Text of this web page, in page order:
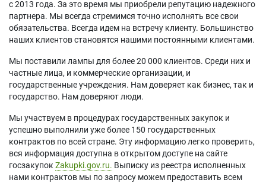
с 2013 года. За это время мы приобрели репутацию надежного
партнера. Мы всегда стремимся точно исполнять все свои
обязательства. Всегда идем на встречу клиенту. Большинство
наших клиентов становятся нашими постоянными клиентами.
Мы поставили лампы для более 20 000 клиентов. Среди них и
частные лица, и коммерческие организации, и
государственные учреждения. Нам доверяет как бизнес, так и
государство. Нам доверяют люди.
Мы участвуем в процедурах государственных закупок и
успешно выполнили уже более 150 государственных
контрактов по всей стране. Эту информацию легко проверить,
вся информация доступна в открытом доступе на сайте
госзакупок Zakupki.gov.ru. Выписку из реестра исполненных
нами контрактов мы по запросу можем предоставить всем